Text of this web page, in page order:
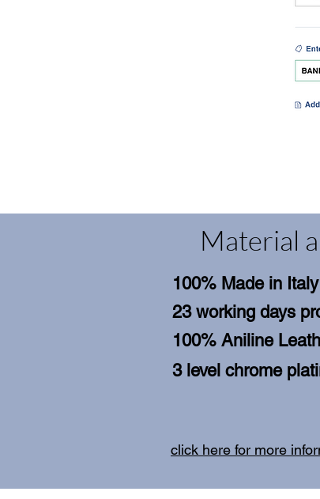
Material
100% Made in Italy
23 working days
100% Aniline
3 level chrome
click here for more